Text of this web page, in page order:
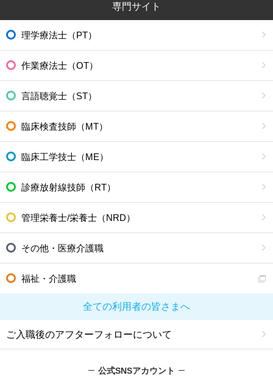
専門サイト
理学療法士（PT）
作業療法士（OT）
言語聴覚士（ST）
臨床検査技師（MT）
臨床工学技士（ME）
診療放射線技師（RT）
管理栄養士/栄養士（NRD）
その他・医療介護職
福祉・介護職
全ての利用者の皆さまへ
ご入職後のアフターフォローについて
公式SNSアカウント